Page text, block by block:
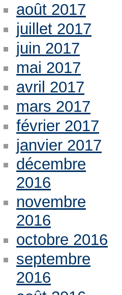
août 2017
juillet 2017
juin 2017
mai 2017
avril 2017
mars 2017
février 2017
janvier 2017
décembre
2016
novembre
2016
octobre 2016
septembre
2016